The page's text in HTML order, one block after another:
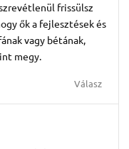
frissülsz
ők a fejlesztések és
vagy bétának,
megy.
Válasz